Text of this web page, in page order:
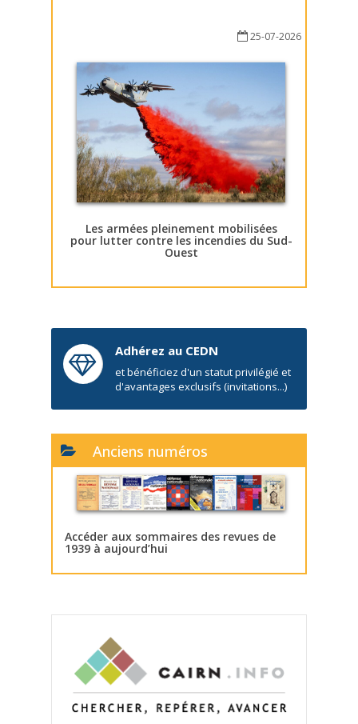
25-07-2026
Les armées pleinement mobilisées
pour lutter contre les incendies du Sud-
Ouest
Adhérez au CEDN
et bénéficiez d'un statut privilégié et
d'avantages exclusifs (invitations...)
Anciens numéros
Accéder aux sommaires des revues de
1939 à aujourd’hui